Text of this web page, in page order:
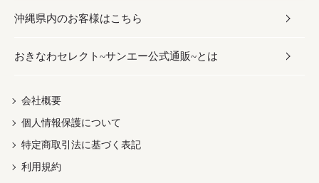
みそ
だし／スパイス／島唐辛子
スナック
おつまみ
紅芋
ワイン・ウィスキー・カクテル
ドリンク
茶葉
ボディケア
ヘアケア
UVケア
メンズ
レディース
雑貨
沖縄ファッション
伝統工芸品
沖縄県内のお客様はこちら
おきなわセレクト~サンエー公式通販~とは
会社概要
個人情報保護について
特定商取引法に基づく表記
利用規約